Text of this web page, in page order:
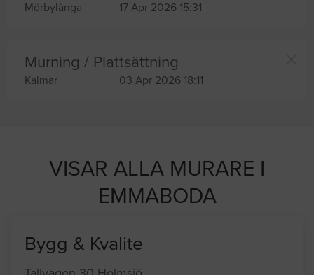
Mörbylånga 17 Apr 2026 15:31
Murning / Plattsättning
Kalmar 03 Apr 2026 18:11
VISAR ALLA MURARE I
EMMABODA
Bygg & Kvalite